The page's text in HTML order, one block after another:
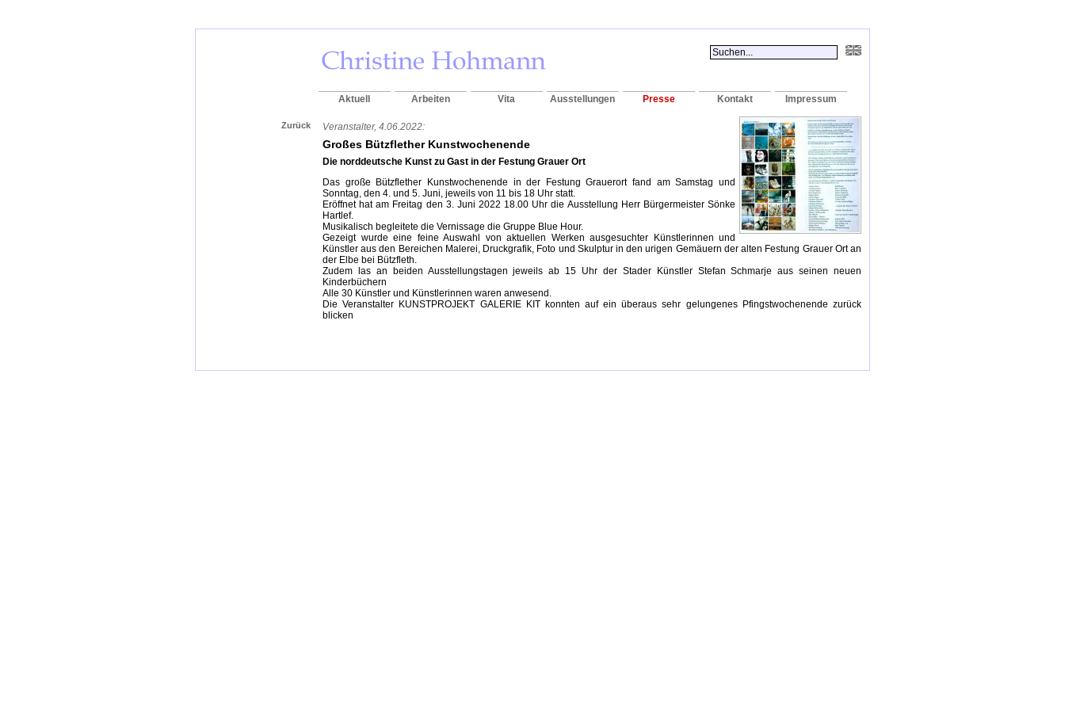
Aktuell Arbeiten Vita Ausstellungen Presse Kontakt Impressum
Zurück Veranstalter, 4.06.2022:
Großes Bützflether Kunstwochenende
Die norddeutsche Kunst zu Gast in der Festung Grauer Ort
Das große Bützflether Kunstwochenende in der Festung Grauerort fand am Samstag und
Sonntag, den 4. und 5. Juni, jeweils von 11 bis 18 Uhr statt.
Eröffnet hat am Freitag den 3. Juni 2022 18.00 Uhr die Ausstellung Herr Bürgermeister Sönke
Hartlef.
Musikalisch begleitete die Vernissage die Gruppe Blue Hour.
Gezeigt wurde eine feine Auswahl von aktuellen Werken ausgesuchter Künstlerinnen und
Künstler aus den Bereichen Malerei, Druckgrafik, Foto und Skulptur in den urigen Gemäuern der alten Festung Grauer Ort an
der Elbe bei Bützfleth.
Zudem las an beiden Ausstellungstagen jeweils ab 15 Uhr der Stader Künstler Stefan Schmarje aus seinen neuen
Kinderbüchern
Alle 30 Künstler und Künstlerinnen waren anwesend.
Die Veranstalter KUNSTPROJEKT GALERIE KIT konnten auf ein überaus sehr gelungenes Pfingstwochenende zurück
blicken